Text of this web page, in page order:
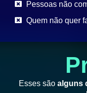
Pessoas não
Quem não quer
Esses sãoalguns